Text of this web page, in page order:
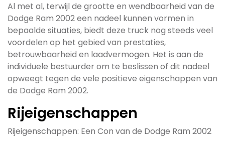
Al met al, terwijl de grootte en wendbaarheid van de
Dodge Ram 2002 een nadeel kunnen vormen in
bepaalde situaties, biedt deze truck nog steeds veel
voordelen op het gebied van prestaties,
betrouwbaarheid en laadvermogen. Het is aan de
individuele bestuurder om te beslissen of dit nadeel
opweegt tegen de vele positieve eigenschappen van
de Dodge Ram 2002.
Rijeigenschappen
Rijeigenschappen: Een Con van de Dodge Ram 2002